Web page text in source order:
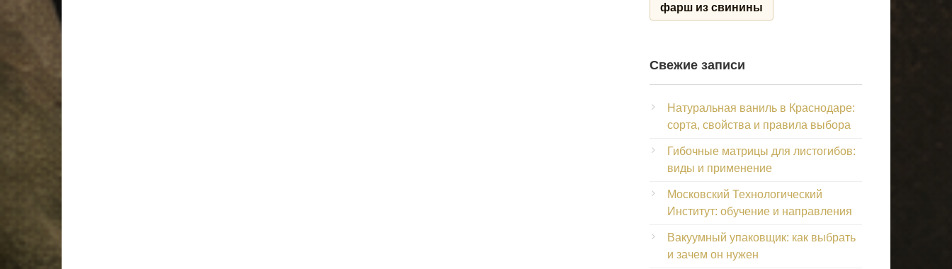
фарш из свинины
Свежие записи
Натуральная ваниль в Краснодаре:
сорта, свойства и правила выбора
Гибочные матрицы для листогибов:
виды и применение
Московский Технологический
Институт: обучение и направления
Вакуумный упаковщик: как выбрать
и зачем он нужен